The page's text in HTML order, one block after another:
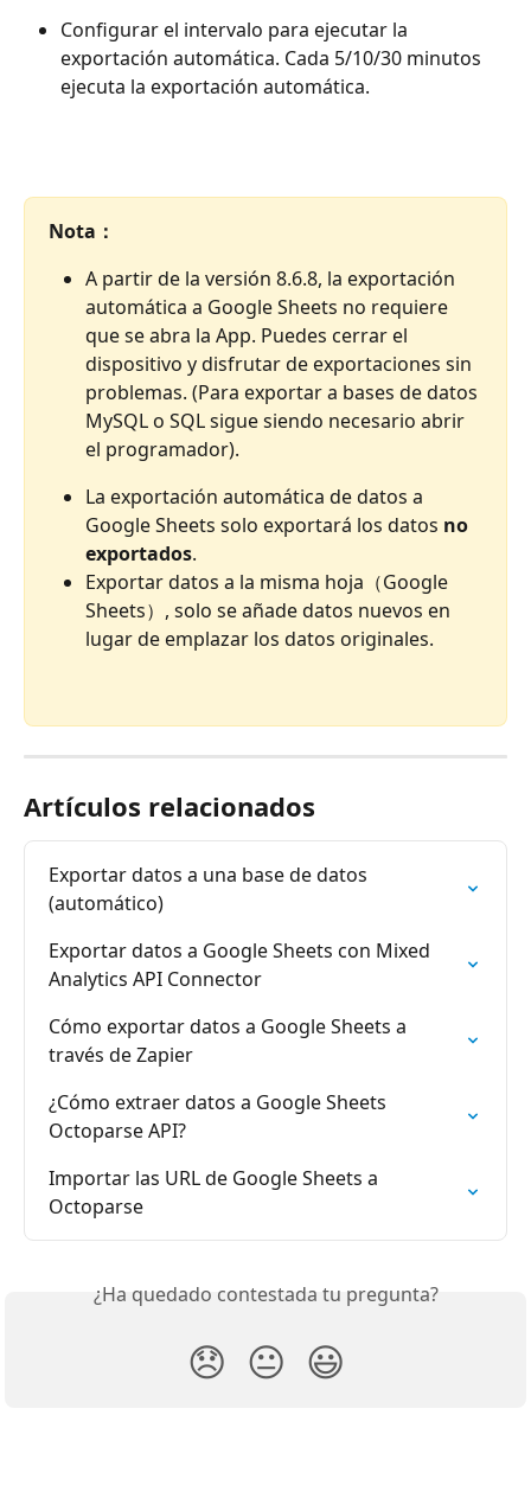
Configurar el intervalo para ejecutar la
exportación automática. Cada 5/10/30 minutos
ejecuta la exportación automática.
Nota：
A partir de la versión 8.6.8, la exportación
automática a Google Sheets no requiere
que se abra la App. Puedes cerrar el
dispositivo y disfrutar de exportaciones sin
problemas. (Para exportar a bases de datos
MySQL o SQL sigue siendo necesario abrir
el programador).
La exportación automática de datos a
Google Sheets solo exportará los datos no
exportados.
Exportar datos a la misma hoja（Google
Sheets）, solo se añade datos nuevos en
lugar de emplazar los datos originales.
Artículos relacionados
Exportar datos a una base de datos
(automático)
Exportar datos a Google Sheets con Mixed
Analytics API Connector
Cómo exportar datos a Google Sheets a
través de Zapier
¿Cómo extraer datos a Google Sheets
Octoparse API?
Importar las URL de Google Sheets a
Octoparse
¿Ha quedado contestada tu pregunta?
😞 😐 😃